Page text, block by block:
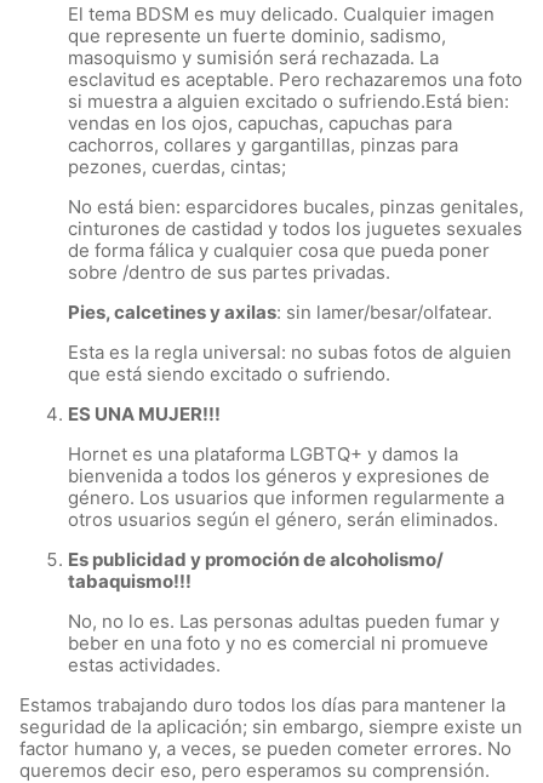
El tema BDSM es muy delicado. Cualquier imagen
que represente un fuerte dominio, sadismo,
masoquismo y sumisión será rechazada. La
esclavitud es aceptable. Pero rechazaremos una foto
si muestra a alguien excitado o sufriendo.Está bien:
vendas en los ojos, capuchas, capuchas para
cachorros, collares y gargantillas, pinzas para
pezones, cuerdas, cintas;
No está bien: esparcidores bucales, pinzas genitales,
cinturones de castidad y todos los juguetes sexuales
de forma fálica y cualquier cosa que pueda poner
sobre /dentro de sus partes privadas.
Pies, calcetines y axilas: sin lamer/besar/olfatear.
Esta es la regla universal: no subas fotos de alguien
que está siendo excitado o sufriendo.
ES UNA MUJER!!!
Hornet es una plataforma LGBTQ+ y damos la
bienvenida a todos los géneros y expresiones de
género. Los usuarios que informen regularmente a
otros usuarios según el género, serán eliminados.
Es publicidad y promoción de alcoholismo/
tabaquismo!!!
No, no lo es. Las personas adultas pueden fumar y
beber en una foto y no es comercial ni promueve
estas actividades.
Estamos trabajando duro todos los días para mantener la
seguridad de la aplicación; sin embargo, siempre existe un
factor humano y, a veces, se pueden cometer errores. No
queremos decir eso, pero esperamos su comprensión.